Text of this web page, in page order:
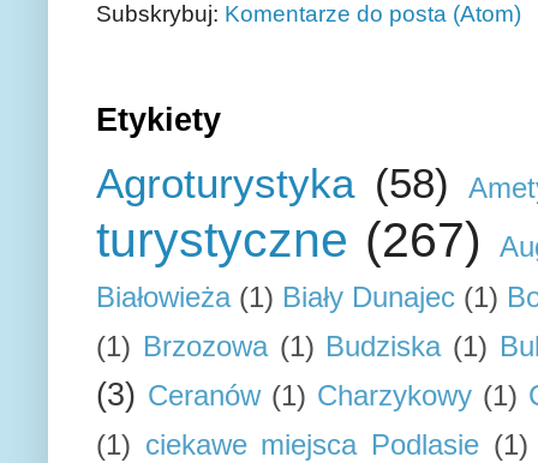
Subskrybuj: Komentarze do posta (Atom)
Etykiety
Agroturystyka (58)
turystyczne (267)
Białowieża (1) Biały Dunajec (1)
(1) Brzozowa (1) Budziska (1)
(3) Ceranów (1) Charzykowy (1)
(1) ciekawe miejsca Podlasie (1)